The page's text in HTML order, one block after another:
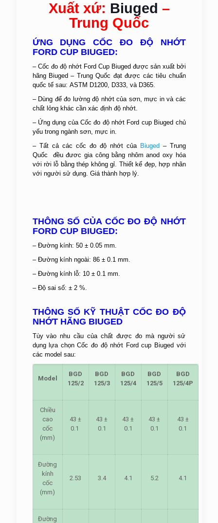
Xuất xứ: Biuged –
Trung Quốc
ỨNG DỤNG CỐC ĐO ĐỘ NHỚT
FORD CUP BIUGED:
– Cốc đo độ nhớt Ford Cup Biuged được sản xuất bởi
hãng Biuged – Trung Quốc đạt được các tiêu chuẩn
quốc tế sau: ASTM D1200, D333, và D365.
– Dùng để đo lường độ nhớt của sơn, mực in và các
chất lỏng khác cần xác định độ nhớt.
– Ứng dụng của Cốc đo độ nhớt Ford cup Biuged chủ
yếu trong ngành sơn, mực in.
– Tất cả các cốc đo độ nhớt của Biuged – Trung
Quốc đều đươc gia công bằng nhôm anod oxy hóa
với rời lỗ bằng thép không gỉ. Thiết kế đẹp, hợp nhãn
với người sử dụng. Giá thành hợp lý.
THÔNG SỐ CỦA CỐC ĐO ĐỘ NHỚT
FORD CUP BIUGED:
– Đường kính: 50 ± 0.05 mm.
– Đường kính ngoài: 86 ± 0.1 mm.
– Đường kính lỗ: 10 ± 0.1 mm.
– Độ sai số: ± 2 %.
THÔNG SỐ KỸ THUẬT CỐC ĐO ĐỘ
NHỚT HÃNG BIUGED
Tùy vào nhu cầu của chất được đo mà người sử
dụng lựa chọn Cốc đo độ nhớt Ford cup Biuged với
các model sau:
Model
BGD
125/2
BGD
125/3
BGD
125/4
BGD
125/5
BGD
125/4P
Chiều
cao
cốc
(mm)
43 ±
0.1
43 ±
0.1
43 ±
0.1
43 ±
0.1
43 ±
0.1
Đường
kính
cốc
(mm)
2.53 3.4 4.1 5.2 4.1
Đường